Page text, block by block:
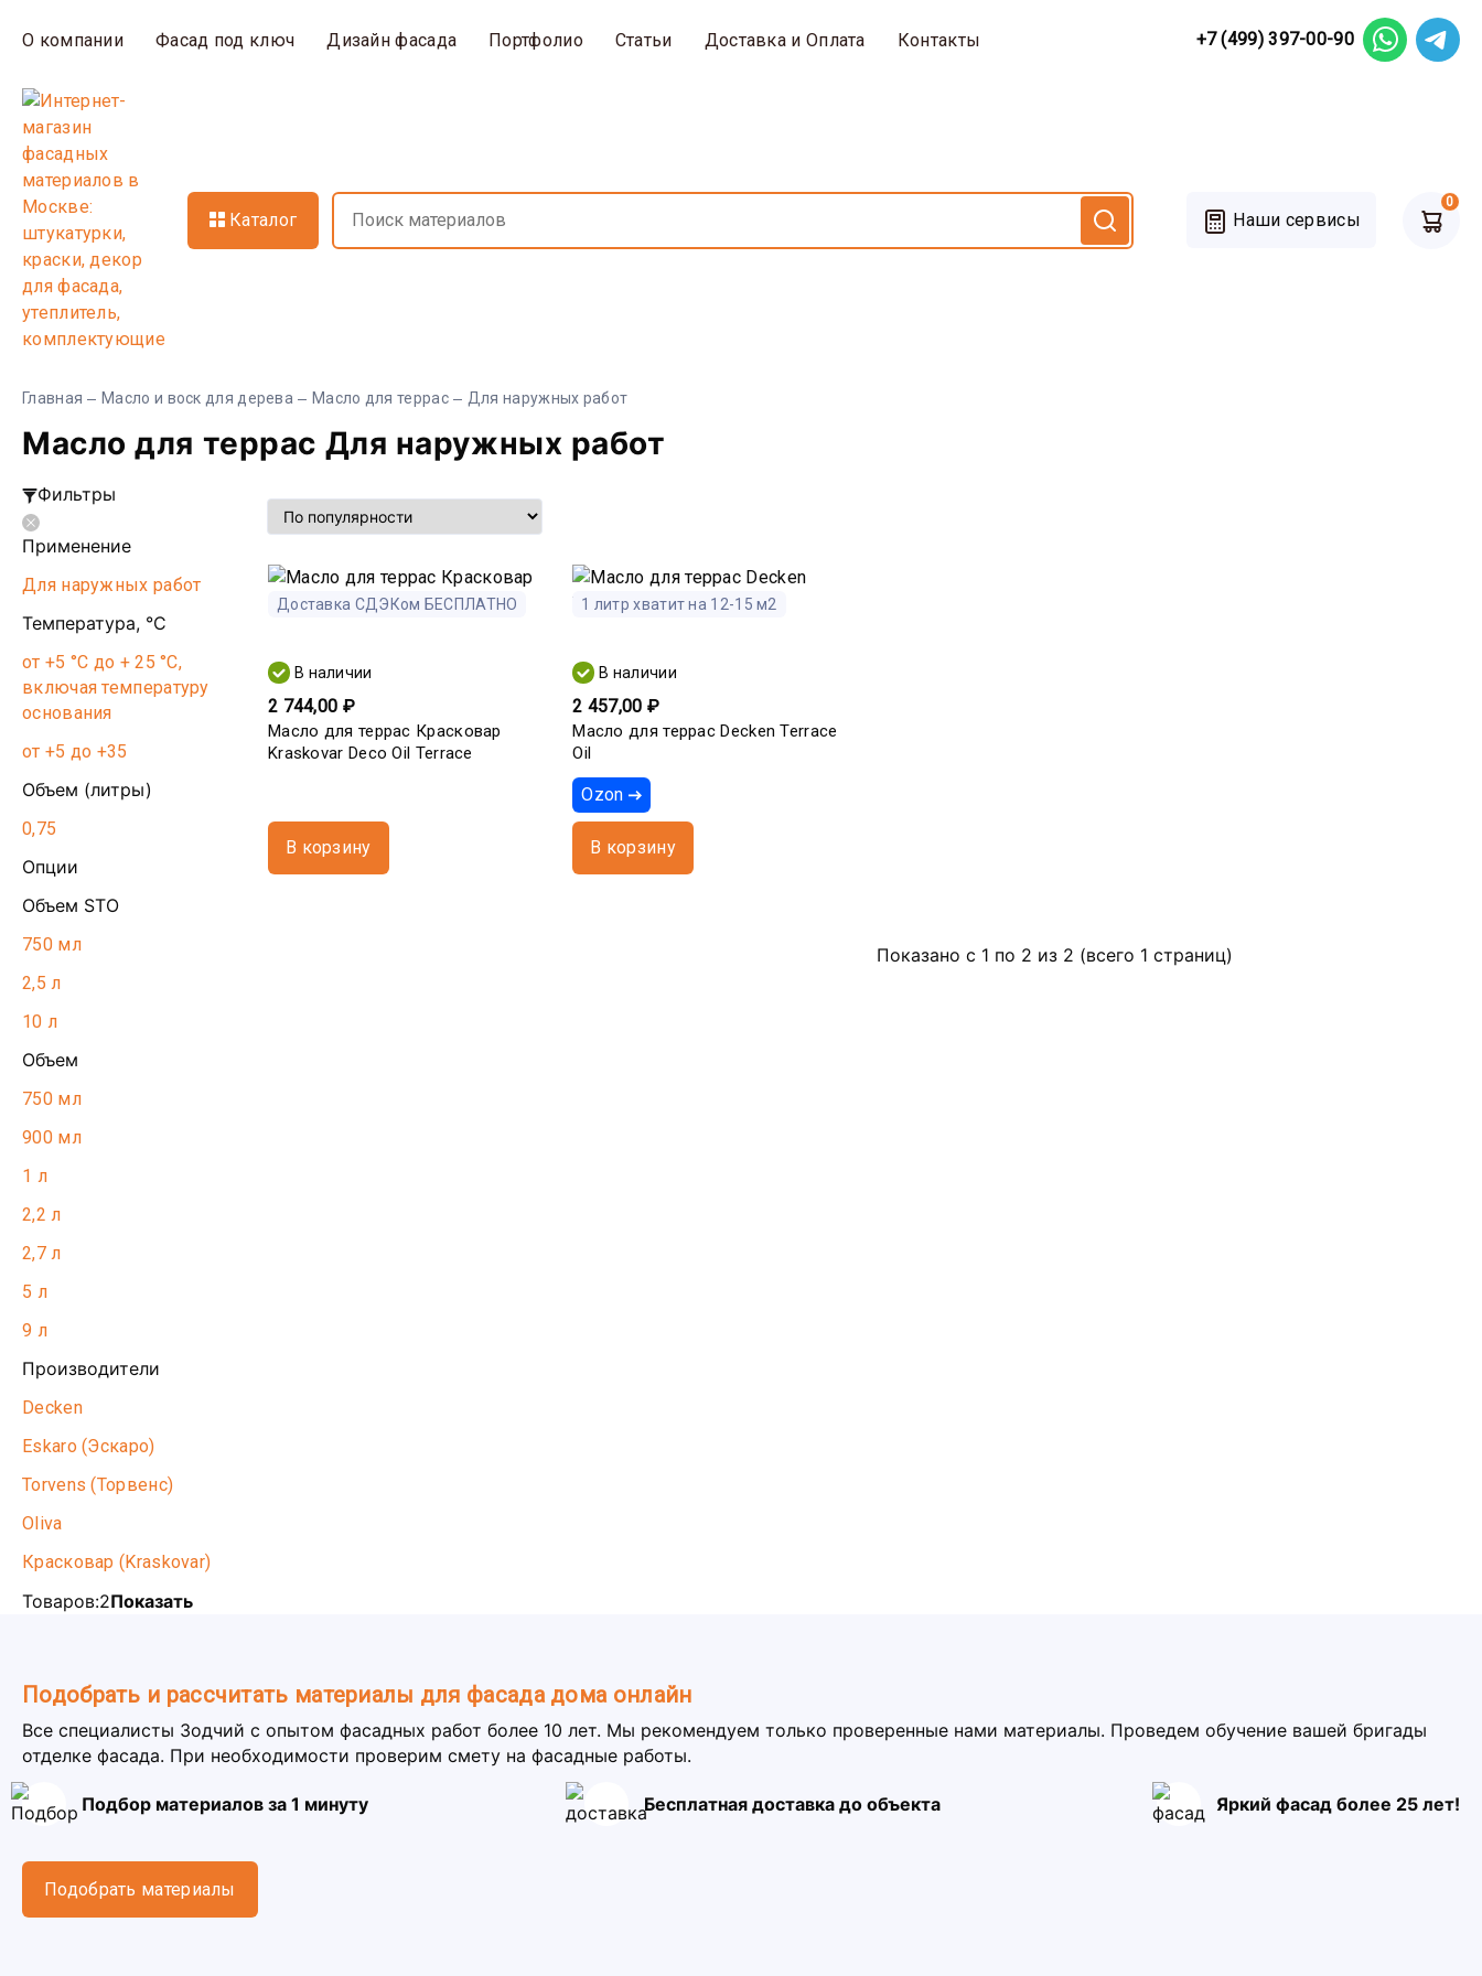
О компании Фасад под ключ Дизайн фасада Портфолио Статьи Доставка и Оплата Контакты +7 (499) 397-00-90
Каталог Наши сервисы
0
Главная Масло и воск для дерева Масло для террас Для наружных работ
Масло для террас Для наружных работ
Фильтры
Применение
Для наружных работ
Температура, °С
от +5 °С до + 25 °С,
включая температуру
основания
от +5 до +35
Объем (литры)
0,75
Опции
Объем STO
750 мл
2,5 л
10 л
Объем
750 мл
900 мл
1 л
2,2 л
2,7 л
5 л
9 л
Производители
Decken
Eskaro (Эскаро)
Torvens (Торвенс)
Oliva
Красковар (Kraskovar)
Товаров:2Показать
Доставка СДЭКом БЕСПЛАТНО
В наличии
2 744,00 ₽
Масло для террас Красковар
Kraskovar Deco Oil Terrace
В корзину
1 литр хватит на 12-15 м2
В наличии
2 457,00 ₽
Масло для террас Decken Terrace
Oil
Ozon
В корзину
Показано с 1 по 2 из 2 (всего 1 страниц)
Подобрать и рассчитать материалы для фасада дома онлайн
Все специалисты Зодчий с опытом фасадных работ более 10 лет. Мы рекомендуем только проверенные нами материалы. Проведем обучение вашей бригады
отделке фасада. При необходимости проверим смету на фасадные работы.
Подбор материалов за 1 минуту Бесплатная доставка до объекта Яркий фасад более 25 лет!
Подобрать материалы